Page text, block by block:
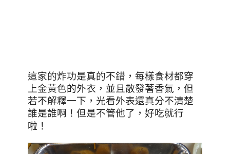
這家的炸功是真的不錯，每樣食材都穿
上金黃色的外衣，並且散發著香氣，但
若不解釋一下，光看外表還真分不清楚
誰是誰啊！但是不管他了，好吃就行
啦 ！